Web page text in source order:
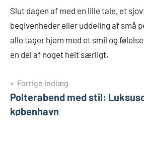
Slut dagen af med en lille tale, et
begivenheder eller uddeling af små
alle tager hjem med et smil og
en del af noget helt særligt.
Indlægsnavigation
Forrige indlæg
Polterabend med stil:
københavn